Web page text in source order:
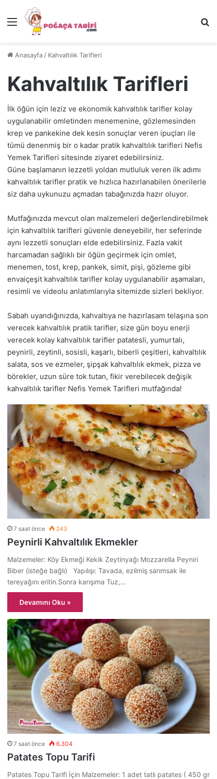
Menü
Anasayfa / Kahvaltılık Tarifleri
Kahvaltılık Tarifleri
İlk öğün için leziz ve ekonomik kahvaltılık tarifler kolay
uygulanabilir omletinden menemenine, gözlemesinden
krep ve pankekine dek kesin sonuçlar veren ipuçları ile
tümü denenmiş bir o kadar pratik kahvaltılık tarifleri Nefis
Yemek Tarifleri sitesinde ziyaret edebilirsiniz.
Güne başlamanın lezzetli yoldan mutluluk veren ilk adımı
kahvaltılık tarifler pratik ve hızlıca hazırlanabilen önerilerle
siz daha uykunuzu açmadan tabağınızda hazır oluyor.
Mutfağınızda mevcut olan malzemeleri değerlendirebilmek
için kahvaltılık tarifleri güvenle deneyebilir, her seferinde
aynı lezzetli sonuçları elde edebilirsiniz. Fazla vakit
harcamadan sağlıklı bir öğün geçirmek için omlet,
menemen, tost, krep, pankek, simit, pişi, gözleme gibi
envaiçeşit kahvaltılık tarifler kolay uygulanabilir aşamaları,
resimli ve videolu anlatımlarıyla sitemizde sizleri bekliyor.
Sabah uyandığınızda, kahvaltıya ne hazırlasam telaşına son
verecek kahvaltılık pratik tarifler, size gün boyu enerji
verecek kolay kahvaltılık tarifler patatesli, yumurtalı,
peynirli, zeytinli, sosisli, kaşarlı, biberli çeşitleri, kahvaltılık
salata, sos ve ezmeler, şipşak kahvaltılık ekmek, pizza ve
börekler, uzun süre tok tutan, fikir verebilecek değişik
kahvaltılık tarifler Nefis Yemek Tarifleri mutfağında!
7 saat önce 243
Peynirli Kahvaltılık Ekmekler
Malzemeler: Köy Ekmeği Kekik Zeytinyağı Mozzarella Peyniri
Biber (isteğe bağlı) Yapılışı: Tavada, ezilmiş sarımsak ile
tereyağını eritin.Sonra karışıma Tuz,…
Devamını Oku »
7 saat önce 6.304
Patates Topu Tarifi
Patates Topu Tarifi İçin Malzemeler: 1 adet tatlı patates ( 450 gr